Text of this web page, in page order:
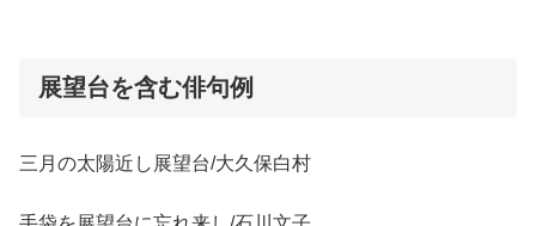
展望台を含む俳句例
三月の太陽近し展望台/大久保白村